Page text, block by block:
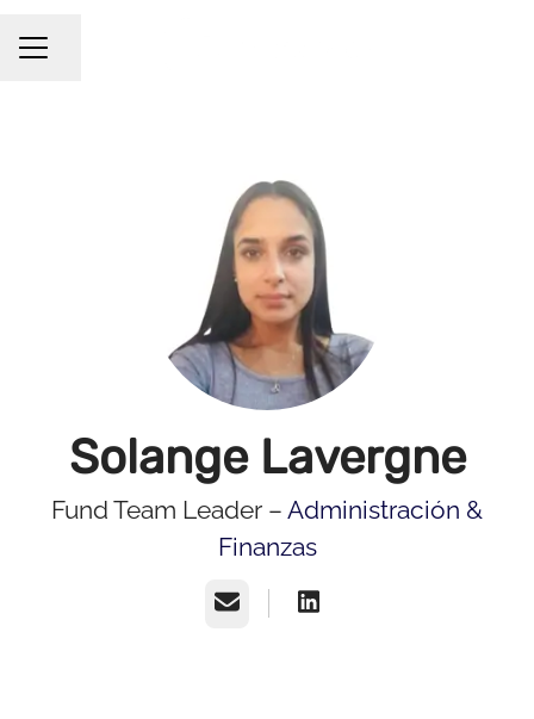
Menú de empleo
Compartir página
Solange Lavergne
Fund Team Leader – Administración &
Finanzas
Correo electrónico